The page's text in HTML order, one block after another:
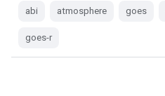
abi atmosphere goes
goes-r